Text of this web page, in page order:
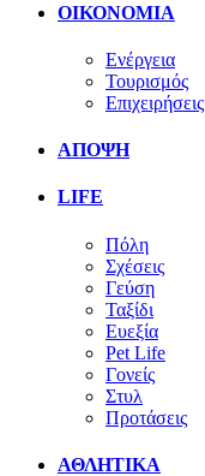
ΟΙΚΟΝΟΜΙΑ
Ενέργεια
Τουρισμός
Επιχειρήσεις
ΑΠΟΨΗ
LIFE
Πόλη
Σχέσεις
Γεύση
Ταξίδι
Ευεξία
Pet Life
Γονείς
Στυλ
Προτάσεις
ΑΘΛΗΤΙΚΑ